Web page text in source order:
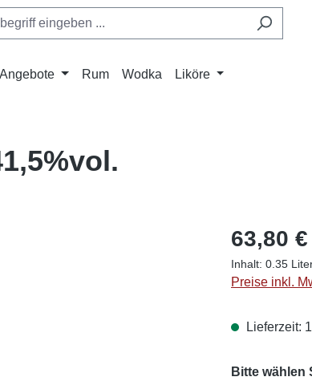
Angebote Rum Wodka Liköre
63,80 €
Inhalt: 0.35
Preise inkl.
Lieferzeit:
Bitte wählen